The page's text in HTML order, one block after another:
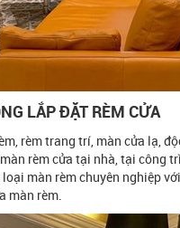
LẮP ĐẶT RÈM CỬA
rèm trang trí, màn cửa lạ,
rèm cửa tại nhà, tại công
màn rèm chuyên nghiệp
màn rèm.